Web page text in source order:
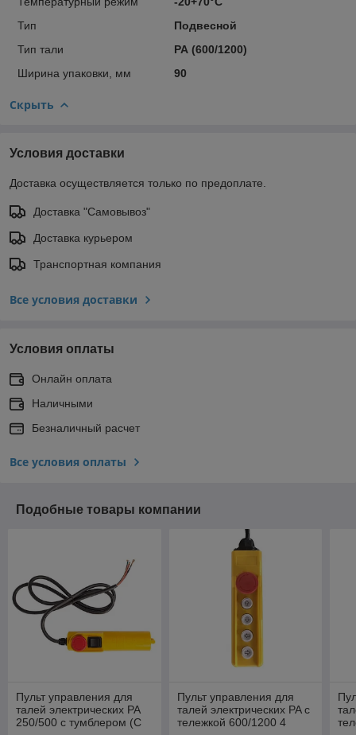
Тип
Подвесной
Тип тали
РА (600/1200)
Ширина упаковки, мм
90
Скрыть
Условия доставки
Доставка осуществляется только по предоплате.
Доставка "Самовывоз"
Доставка курьером
Транспортная компания
Все условия доставки
Условия оплаты
Онлайн оплата
Наличными
Безналичный расчет
Все условия оплаты
Подобные товары компании
Пульт управления для
талей электрических PA
250/500 с тумблером (С
Пульт управления для
талей электрических PA с
тележкой 600/1200 4